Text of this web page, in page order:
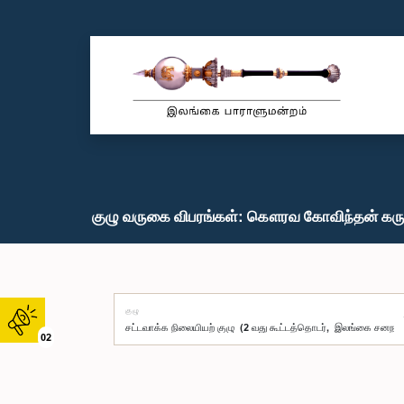
02
குழு வருகை விபரங்கள்: கௌரவ கோவிந்தன்
குழு